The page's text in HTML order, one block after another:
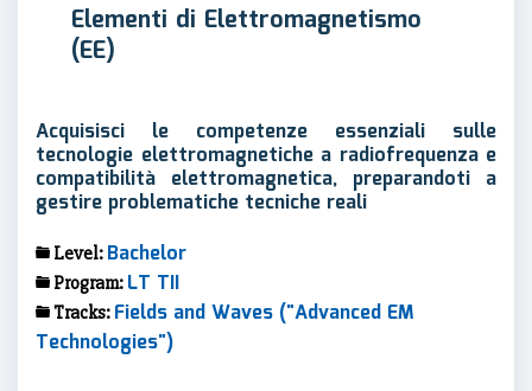
Elementi di Elettromagnetismo
(EE)
Acquisisci le competenze essenziali sulle
tecnologie elettromagnetiche a radiofrequenza e
compatibilità elettromagnetica, preparandoti a
gestire problematiche tecniche reali
Level: Bachelor
Program: LT TII
Tracks: Fields and Waves ("Advanced EM
Technologies")